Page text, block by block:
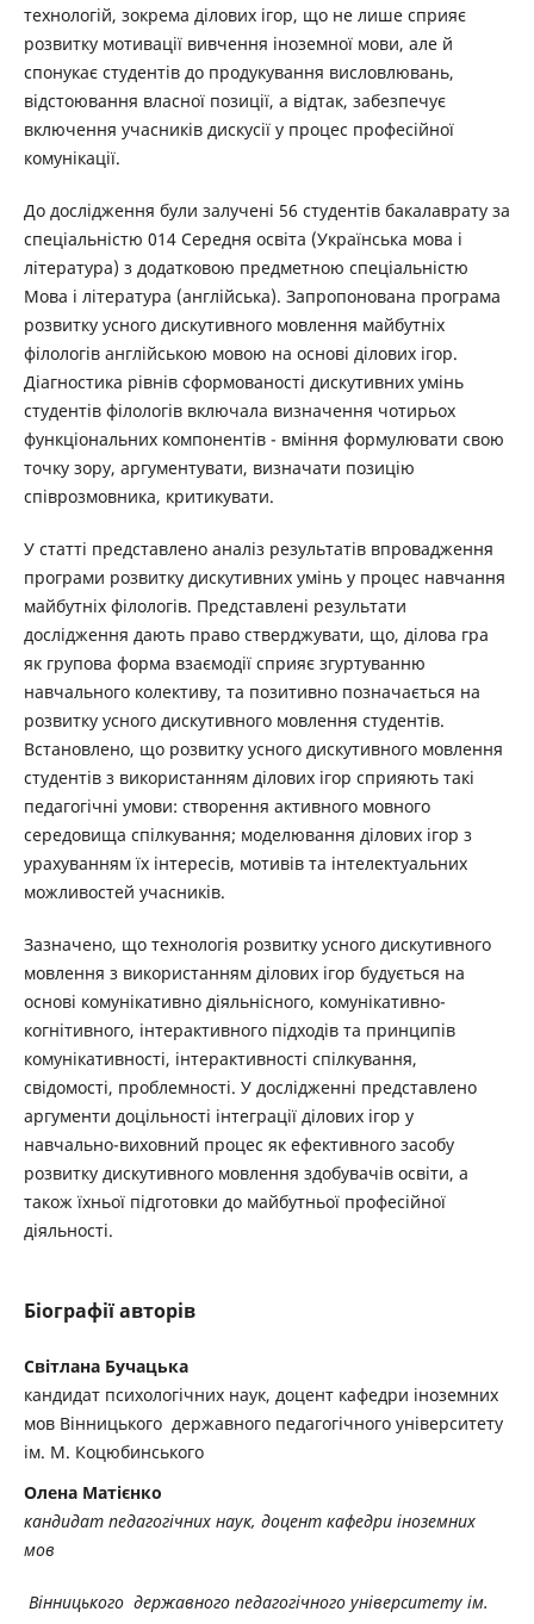
технологій, зокрема ділових ігор, що не лише сприяє
розвитку мотивації вивчення іноземної мови, але й
спонукає студентів до продукування висловлювань,
відстоювання власної позиції, а відтак, забезпечує
включення учасників дискусії у процес професійної
комунікації.
До дослідження були залучені 56 студентів бакалаврату за
спеціальністю 014 Середня освіта (Українська мова і
література) з додатковою предметною спеціальністю
Мова і література (англійська). Запропонована програма
розвитку усного дискутивного мовлення майбутніх
філологів англійською мовою на основі ділових ігор.
Діагностика рівнів сформованості дискутивних умінь
студентів філологів включала визначення чотирьох
функціональних компонентів - вміння формулювати свою
точку зору, аргументувати, визначати позицію
співрозмовника, критикувати.
У статті представлено аналіз результатів впровадження
програми розвитку дискутивних умінь у процес навчання
майбутніх філологів. Представлені результати
дослідження дають право стверджувати, що, ділова гра
як групова форма взаємодії сприяє згуртуванню
навчального колективу, та позитивно позначається на
розвитку усного дискутивного мовлення студентів.
Встановлено, що розвитку усного дискутивного мовлення
студентів з використанням ділових ігор сприяють такі
педагогічні умови: створення активного мовного
середовища спілкування; моделювання ділових ігор з
урахуванням їх інтересів, мотивів та інтелектуальних
можливостей учасників.
Зазначено, що технологія розвитку усного дискутивного
мовлення з використанням ділових ігор будується на
основі комунікативно діяльнісного, комунікативно-
когнітивного, інтерактивного підходів та принципів
комунікативності, інтерактивності спілкування,
свідомості, проблемності. У дослідженні представлено
аргументи доцільності інтеграції ділових ігор у
навчально-виховний процес як ефективного засобу
розвитку дискутивного мовлення здобувачів освіти, а
також їхньої підготовки до майбутньої професійної
діяльності.
Біографії авторів
Світлана Бучацька
кандидат психологічних наук, доцент кафедри іноземних
мов Вінницького державного педагогічного університету
ім. М. Коцюбинського
Олена Матієнко
кандидат педагогічних наук, доцент кафедри іноземних
мов
Вінницького державного педагогічного університету ім.